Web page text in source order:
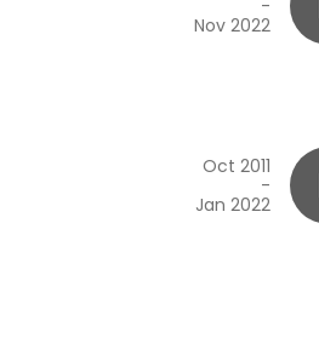
-
Nov 2022
Oct 2011
-
Jan 2022